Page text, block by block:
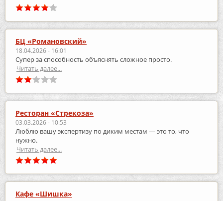
БЦ «Романовский»
18.04.2026 - 16:01
Супер за способность объяснять сложное просто.
Читать далее...
Ресторан «Стрекоза»
03.03.2026 - 10:53
Люблю вашу экспертизу по диким местам — это то, что
нужно.
Читать далее...
Кафе «Шишка»